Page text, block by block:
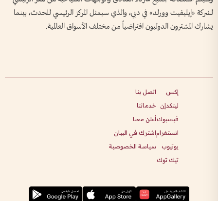
لشركة «إيليفيت وورلد» في دبي، والذي سيمثل المركز الرئيسي للحدث، بينما
يشارك المشترون الدوليون افتراضياً من مختلف الأسواق العالمية.
إكس
لينكدإن
فيسبوك
انستغرام
يوتيوب
تيك توك
اتصل بنا
خدماتنا
أعلن معنا
اشترك في البيان
سياسة الخصوصية